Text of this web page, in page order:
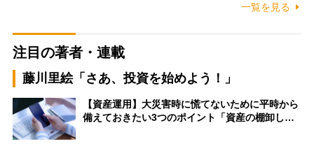
一覧を見る
注目の著者・連載
藤川里絵「さあ、投資を始めよう！」
【資産運用】大災害時に慌てないために平時から
備えておきたい3つのポイント「資産の棚卸し…